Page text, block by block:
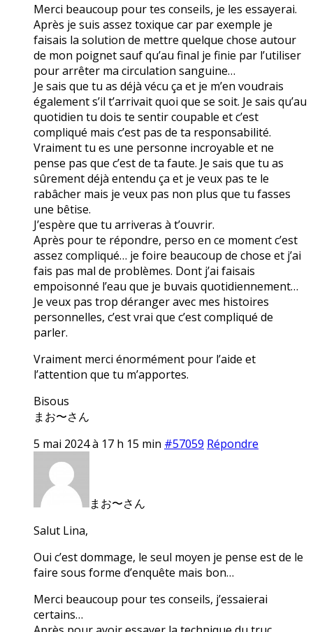
Merci beaucoup pour tes conseils, je les essayerai.
Après je suis assez toxique car par exemple je
faisais la solution de mettre quelque chose autour
de mon poignet sauf qu’au final je finie par l’utiliser
pour arrêter ma circulation sanguine…
Je sais que tu as déjà vécu ça et je m’en voudrais
également s’il t’arrivait quoi que se soit. Je sais qu’au
quotidien tu dois te sentir coupable et c’est
compliqué mais c’est pas de ta responsabilité.
Vraiment tu es une personne incroyable et ne
pense pas que c’est de ta faute. Je sais que tu as
sûrement déjà entendu ça et je veux pas te le
rabâcher mais je veux pas non plus que tu fasses
une bêtise.
J’espère que tu arriveras à t’ouvrir.
Après pour te répondre, perso en ce moment c’est
assez compliqué… je foire beaucoup de chose et j’ai
fais pas mal de problèmes. Dont j’ai faisais
empoisonné l’eau que je buvais quotidiennement…
Je veux pas trop déranger avec mes histoires
personnelles, c’est vrai que c’est compliqué de
parler.
Vraiment merci énormément pour l’aide et
l’attention que tu m’apportes.
Bisous
まお〜さん
5 mai 2024 à 17 h 15 min #57059 Répondre
まお〜さん
Salut Lina,
Oui c’est dommage, le seul moyen je pense est de le
faire sous forme d’enquête mais bon…
Merci beaucoup pour tes conseils, j’essaierai
certains…